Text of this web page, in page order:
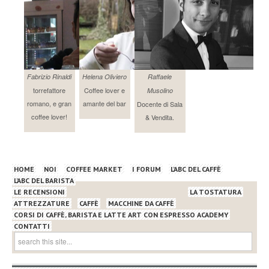
Fabrizio Rinaldi
torrefattore
romano, e gran
coffee lover!
Helena Oliviero
Coffee lover e
amante del bar
Raffaele
Musolino
Docente di Sala
& Vendita.
HOME NOI COFFEE MARKET I FORUM
L’ABC DEL CAFFÈ
L’ABC DEL BARISTA
LE RECENSIONI
ATTREZZATURE
CAFFÈ MACCHINE DA CAFFÈ
LA TOSTATURA
CORSI DI CAFFÈ, BARISTA E LATTE ART CON ESPRESSO ACADEMY
CONTATTI